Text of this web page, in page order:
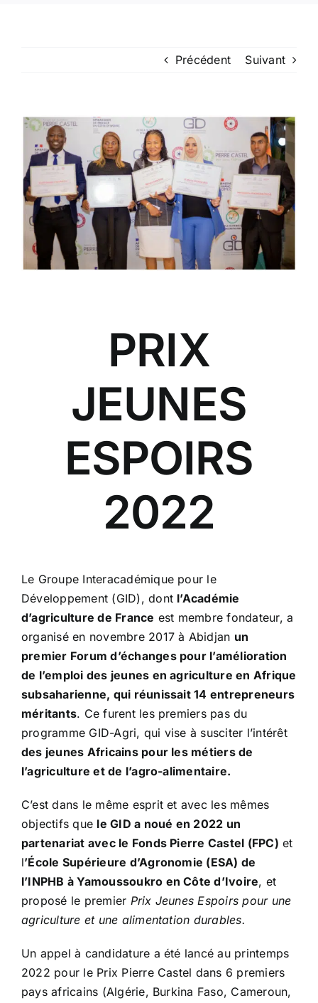
Précédent Suivant
Voir
l'image
agrandie
PRIX
JEUNES
ESPOIRS
2022
Le Groupe Interacadémique pour le
Développement (GID), dont l’Académie
d’agriculture de France est membre fondateur, a
organisé en novembre 2017 à Abidjan un
premier Forum d’échanges pour l’amélioration
de l’emploi des jeunes en agriculture en Afrique
subsaharienne, qui réunissait 14 entrepreneurs
méritants. Ce furent les premiers pas du
programme GID-Agri, qui vise à susciter l’intérêt
des jeunes Africains pour les métiers de
l’agriculture et de l’agro-alimentaire.
C’est dans le même esprit et avec les mêmes
objectifs que le GID a noué en 2022 un
partenariat avec le Fonds Pierre Castel (FPC) et
l’École Supérieure d’Agronomie (ESA) de
l’INPHB à Yamoussoukro en Côte d’Ivoire, et
proposé le premier Prix Jeunes Espoirs pour une
agriculture et une alimentation durables.
Un appel à candidature a été lancé au printemps
2022 pour le Prix Pierre Castel dans 6 premiers
pays africains (Algérie, Burkina Faso, Cameroun,